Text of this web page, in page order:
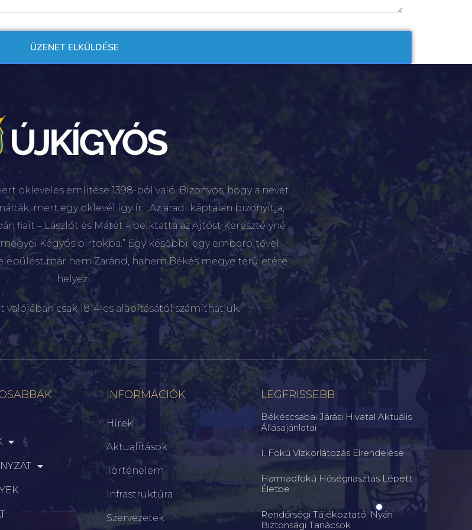
okleveles említése 1398-ból való. Bizonyos, hogy a nevet
mert egy oklevél így ír: „Az aradi káptalan bizonyítja,
fiait – Lászlót és Mátét – beiktatta az Ajtóst Keresztélyné
Kégyós birtokba.” Egy későbbi, egy emberöltővel
már nem Zaránd, hanem Békés megye területére
helyezi.
csak 1814-es alapításától számíthatjuk.
INFORMÁCIÓK
Hírek
Aktualitások
Történelem
Infrastruktúra
Szervezetek
LEGFRISSEBB
Békéscsabai Járási Hivatal Aktuális
Állásajánlatai
I. Fokú Vízkorlátozás Elrendelése
Harmadfokú Hőségriasztás Lépett
Életbe
Rendőrségi Tájékoztató: Nyári
Biztonsági Tanácsok